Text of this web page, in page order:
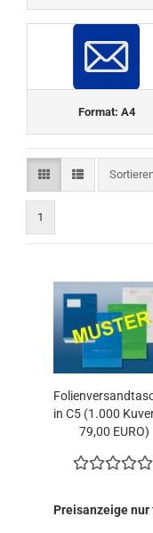
Format: A4
1
in C5 (1.000
79,00 EURO)
Preisanzeige